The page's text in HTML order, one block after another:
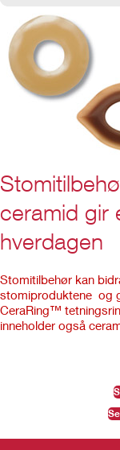
ceramid gir
hverdagen ​
Stomitilbehør kan
stomiproduktene og
CeraRing™
inneholder også